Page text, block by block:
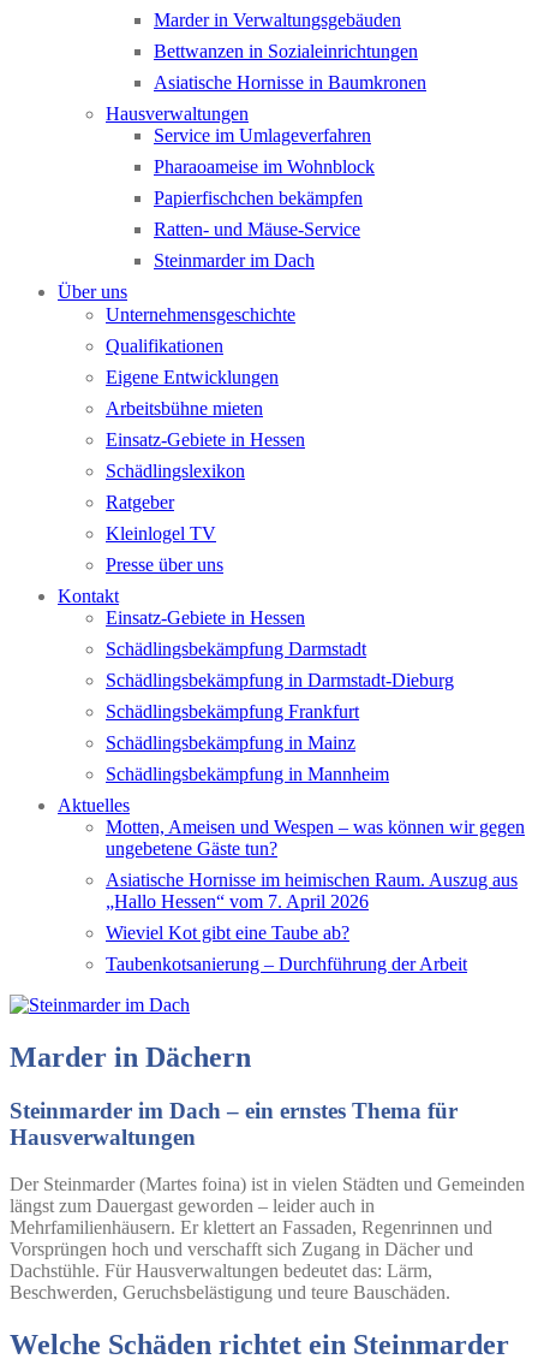
Marder in Verwaltungsgebäuden
Bettwanzen in Sozialeinrichtungen
Asiatische Hornisse in Baumkronen
Hausverwaltungen
Service im Umlageverfahren
Pharaoameise im Wohnblock
Papierfischchen bekämpfen
Ratten- und Mäuse-Service
Steinmarder im Dach
Über uns
Unternehmensgeschichte
Qualifikationen
Eigene Entwicklungen
Arbeitsbühne mieten
Einsatz-Gebiete in Hessen
Schädlingslexikon
Ratgeber
Kleinlogel TV
Presse über uns
Kontakt
Einsatz-Gebiete in Hessen
Schädlingsbekämpfung Darmstadt
Schädlingsbekämpfung in Darmstadt-Dieburg
Schädlingsbekämpfung Frankfurt
Schädlingsbekämpfung in Mainz
Schädlingsbekämpfung in Mannheim
Aktuelles
Motten, Ameisen und Wespen – was können wir gegen
ungebetene Gäste tun?
Asiatische Hornisse im heimischen Raum. Auszug aus
„Hallo Hessen“ vom 7. April 2026
Wieviel Kot gibt eine Taube ab?
Taubenkotsanierung – Durchführung der Arbeit
Marder in Dächern
Steinmarder im Dach – ein ernstes Thema für
Hausverwaltungen
Der Steinmarder (Martes foina) ist in vielen Städten und Gemeinden
längst zum Dauergast geworden – leider auch in
Mehrfamilienhäusern. Er klettert an Fassaden, Regenrinnen und
Vorsprüngen hoch und verschafft sich Zugang in Dächer und
Dachstühle. Für Hausverwaltungen bedeutet das: Lärm,
Beschwerden, Geruchsbelästigung und teure Bauschäden.
Welche Schäden richtet ein Steinmarder